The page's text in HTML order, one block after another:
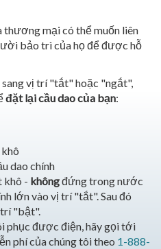
thương mại có thể muốn liên
bảo trì của họ để được hỗ
sang vị trí "tắt" hoặc "ngắt",
đặt lại cầu dao của bạn:
dao chính
khô - khôngđứng trong nước
lớn vào vị trí "tắt". Sau đó
trí "bật".
phục được điện, hãy gọi tới
phí của chúng tôi theo 1-888-